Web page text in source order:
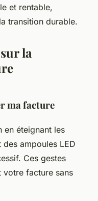
et rentable,
transition durable.
la
ma facture
en éteignant les
ampoules LED
Ces gestes
votre facture sans